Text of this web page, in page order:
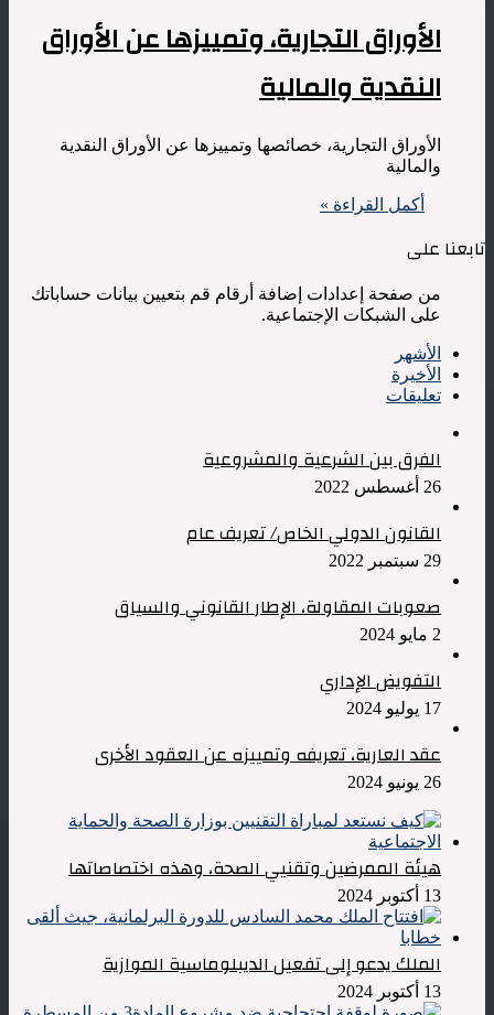
الأوراق التجارية، وتمييزها عن الأوراق
النقدية والمالية
الأوراق التجارية، خصائصها وتمييزها عن الأوراق النقدية
والمالية
أكمل القراءة »
تابعنا على
من صفحة إعدادات إضافة أرقام قم بتعيين بيانات حساباتك
على الشبكات الإجتماعية.
الأشهر
الأخيرة
تعليقات
الفرق بين الشرعية والمشروعية
26 أغسطس 2022
القانون الدولي الخاص/ تعريف عام
29 سبتمبر 2022
صعوبات المقاولة، الإطار القانوني والسياق
2 مايو 2024
التفويض الإداري
17 يوليو 2024
عقد العارية، تعريفه وتمييزه عن العقود الأخرى
26 يونيو 2024
هيئة الممرضين وتقنيي الصحة، وهذه اختصاصاتها
13 أكتوبر 2024
الملك يدعو إلى تفعيل الديبلوماسية الموازية
13 أكتوبر 2024